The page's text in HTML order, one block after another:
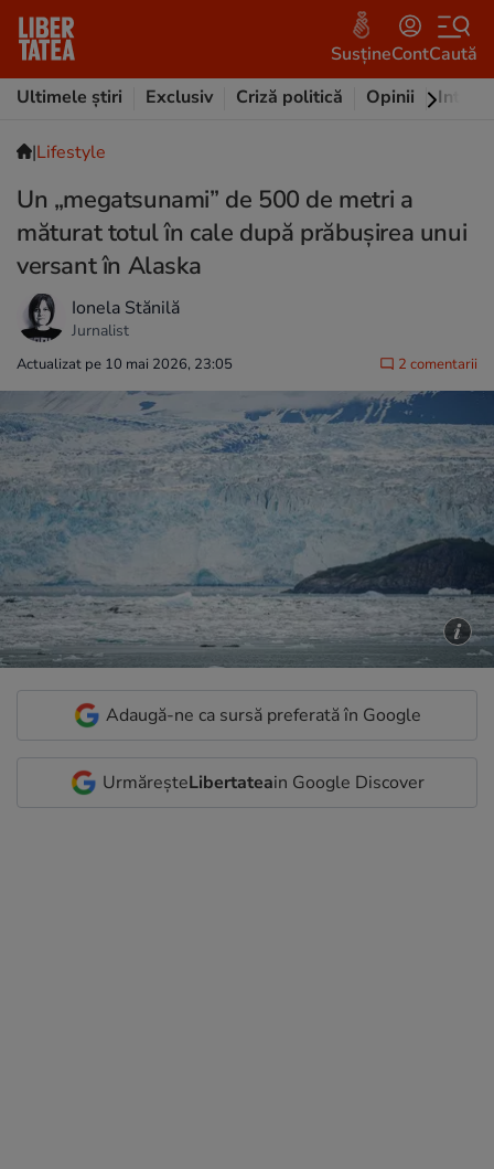
SusțineContCaută
Ultimele știri
Exclusiv Criză politică Opinii
|Lifestyle
Un „megatsunami” de 500 de metri a
măturat totul în cale după prăbușirea unui
versant în Alaska
Ionela Stănilă
Jurnalist
Actualizat pe 10 mai 2026, 23:05 2 comentarii
Adaugă-ne ca sursă preferată în Google
UrmăreșteLibertateain Google Discover